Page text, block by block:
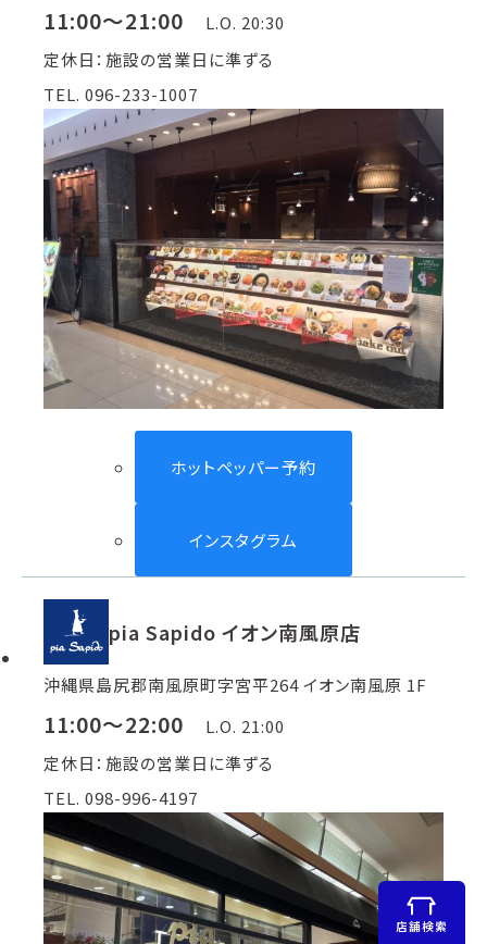
11:00～21:00
L.O. 20:30
定休日：施設の営業日に準ずる
TEL. 096-233-1007
ホットペッパー予約
インスタグラム
pia Sapido イオン南風原店
沖縄県島尻郡南風原町字宮平264 イオン南風原 1F
11:00～22:00
L.O. 21:00
定休日：施設の営業日に準ずる
TEL. 098-996-4197
店舗検索